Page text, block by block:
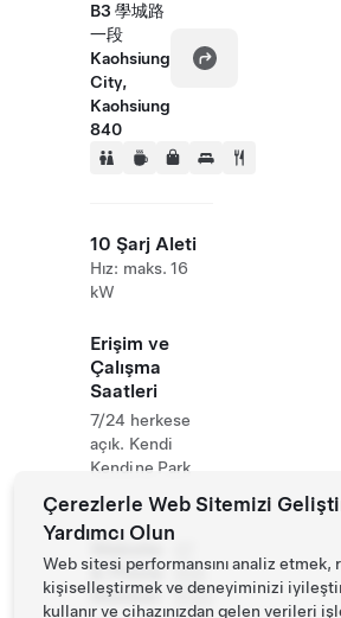
B3 學城路
一段
Kaohsiung
City,
Kaohsiung
840
10 Şarj Aleti
Hız: maks. 16
kW
Erişim ve
Çalışma
Saatleri
7/24 herkese
açık. Kendi
Kendine Park
& Phone
Number
656
8100
Çerezlerle Web Sitemizi
Yardımcı Olun
Web sitesi performansını analiz
kişiselleştirmek ve deneyiminizi
kullanır ve cihazınızdan gelen verileri